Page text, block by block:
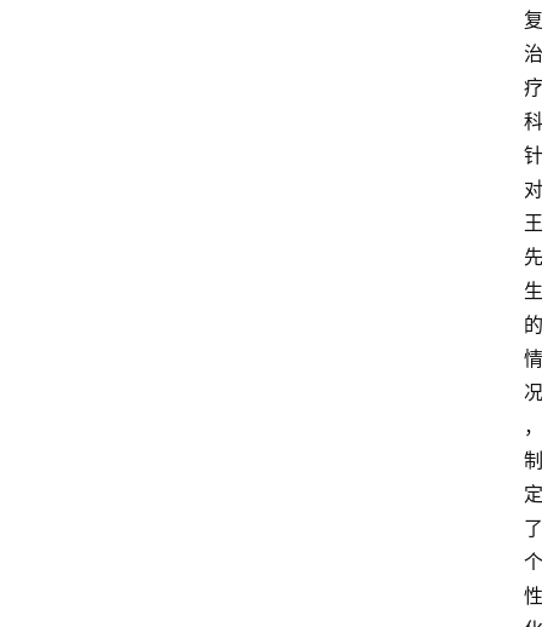
复
治
疗
科
针
对
王
先
生
的
情
况
，
制
定
了
个
性